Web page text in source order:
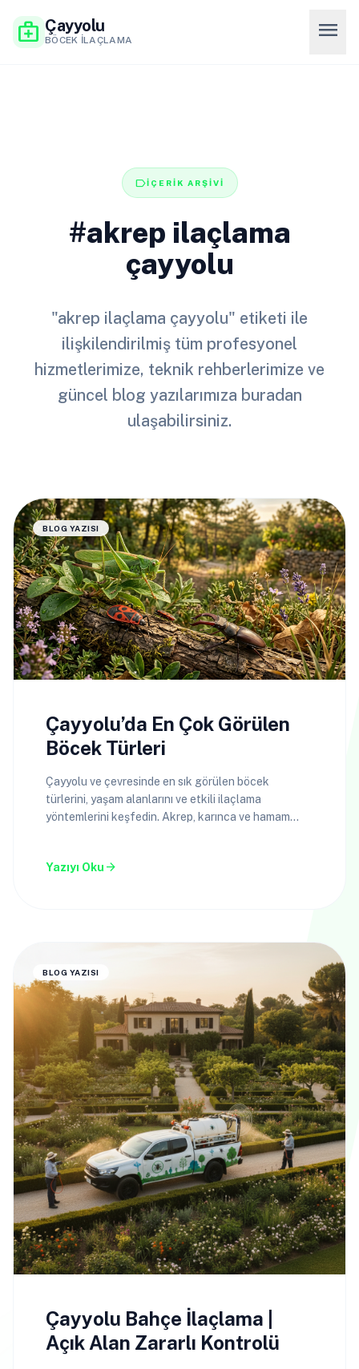
medical_services Çayyolu
BÖCEK İLAÇLAMA menu
labelİÇERİK ARŞİVİ
#akrep ilaçlama
çayyolu
"akrep ilaçlama çayyolu" etiketi ile
ilişkilendirilmiş tüm profesyonel
hizmetlerimize, teknik rehberlerimize ve
güncel blog yazılarımıza buradan
ulaşabilirsiniz.
BLOG YAZISI
Çayyolu’da En Çok Görülen
Böcek Türleri
Çayyolu ve çevresinde en sık görülen böcek
türlerini, yaşam alanlarını ve etkili ilaçlama
yöntemlerini keşfedin. Akrep, karınca ve hamam
Yazıyı Oku arrow_forward
BLOG YAZISI
Çayyolu Bahçe İlaçlama |
Açık Alan Zararlı Kontrolü